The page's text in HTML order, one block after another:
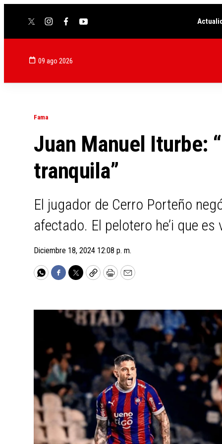
twitterinstagram
facebookyoutube
09 ago 2026
Fama
Juan Manuel Iturbe:
tranquila”
El jugador de Cerro Porteño
afectado. El pelotero he’i que
Diciembre 18, 2024 12:08 p. m.
WhatsApp
Facebook
TwitterCopyPrintEmail